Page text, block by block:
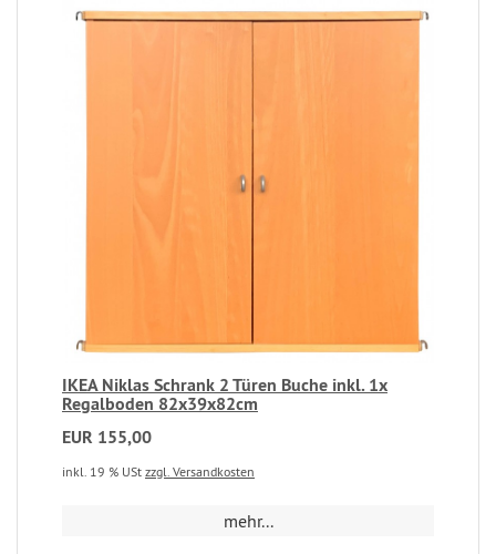
IKEA Niklas Schrank 2 Türen Buche inkl. 1x
Regalboden 82x39x82cm
EUR 155,00
inkl. 19 % USt zzgl. Versandkosten
mehr...